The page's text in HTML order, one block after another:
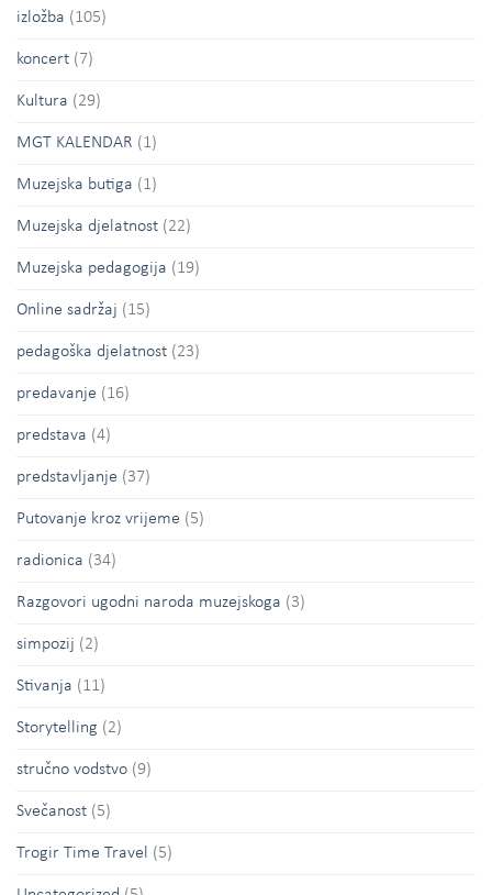
izložba (105)
koncert (7)
Kultura (29)
MGT KALENDAR (1)
Muzejska butiga (1)
Muzejska djelatnost (22)
Muzejska pedagogija (19)
Online sadržaj (15)
pedagoška djelatnost (23)
predavanje (16)
predstava (4)
predstavljanje (37)
Putovanje kroz vrijeme (5)
radionica (34)
Razgovori ugodni naroda muzejskoga (3)
simpozij (2)
Stivanja (11)
Storytelling (2)
stručno vodstvo (9)
Svečanost (5)
Trogir Time Travel (5)